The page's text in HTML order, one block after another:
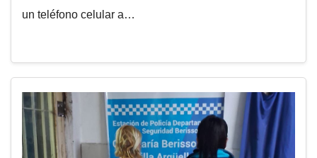
un teléfono celular a…